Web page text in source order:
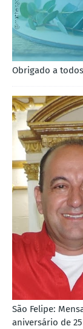
Obrigado a
São Felipe:
aniversário de